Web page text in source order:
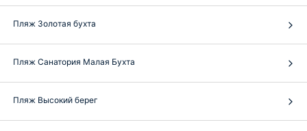
Пляж Золотая бухта
Пляж Санатория Малая Бухта
Пляж Высокий берег